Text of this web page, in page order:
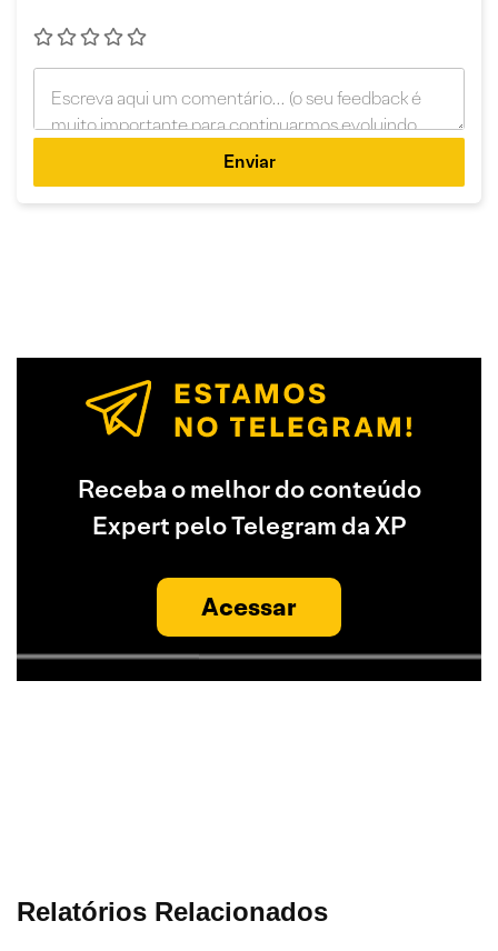
Enviar
Receba o melhor do conteúdo
Expert pelo Telegram da XP
Acessar
Relatórios Relacionados